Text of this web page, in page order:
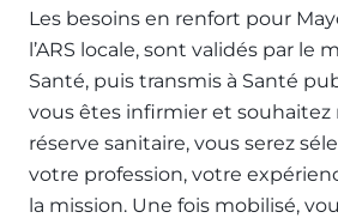
Les besoins en renfort pour
l’ARS locale, sont validés par le
Santé, puis transmis à Santé
vous êtes infirmier et souhaitez
réserve sanitaire, vous serez
votre profession, votre
la mission. Une fois mobilisé,